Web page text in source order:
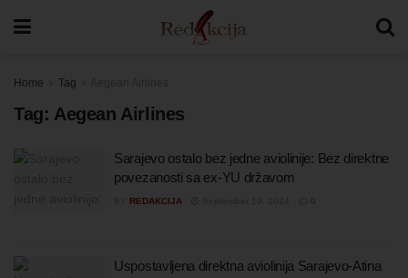
Home Tag
Tag: Aegean Airlines
Sarajevo ostalo bez jedne aviolinije: Bez direktne
povezanosti sa ex-YU državom
REDAKCIJA
Uspostavljena direktna aviolinija Sarajevo-Atina